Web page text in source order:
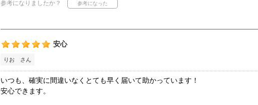
参考になりましたか？
安心
りお さん
いつも、確実に間違いなくとても早く届いて助かっています！
安心できます。